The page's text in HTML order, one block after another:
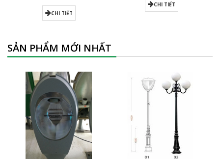
CHI TIẾT
CHI TIẾT
SẢN PHẨM MỚI NHẤT